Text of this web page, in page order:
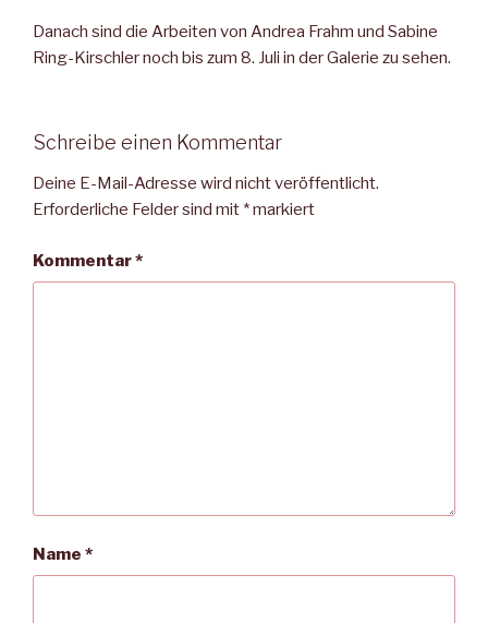
Danach sind die Arbeiten von Andrea Frahm und Sabine
Ring-Kirschler noch bis zum 8. Juli in der Galerie zu sehen.
Schreibe einen Kommentar
Deine E-Mail-Adresse wird nicht veröffentlicht.
Erforderliche Felder sind mit *markiert
Kommentar*
Name *